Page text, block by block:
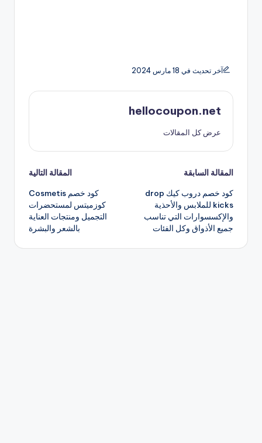
آخر تحديث في 18 مارس 2024
hellocoupon.net
عرض كل المقالات
تصفّح
المقالات
المقالة السابقة
كود خصم دروب كيك drop
kicks للملابس والأحذية
والإكسسوارات التي تناسب
جميع الأذواق وكل الفئات
المقالة التالية
كود خصم Cosmetis
كوزميتس لمستحضرات
التجميل ومنتجات العناية
بالشعر والبشرة